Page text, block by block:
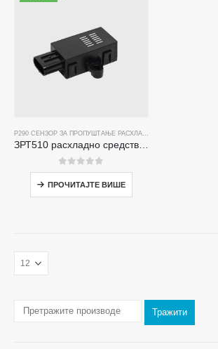
0од 5
ПРОЧИТАЈТЕ ВИШЕ
Тражити
Контактирајте нас
Тел:0086-371-67169097